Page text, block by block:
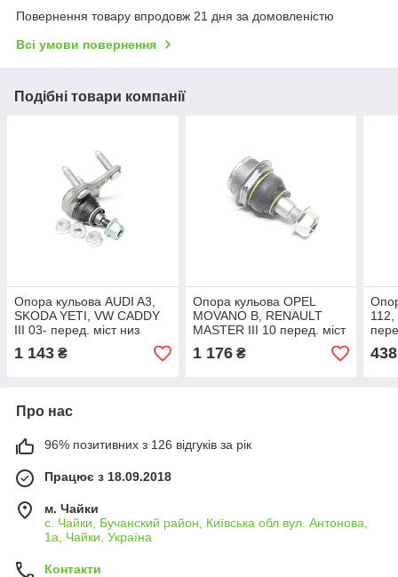
Повернення товару впродовж 21 дня за домовленістю
Всі умови повернення
Подібні товари компанії
Опора кульова AUDI A3,
SKODA YETI, VW CADDY
III 03- перед. міст низ
праворуч (Вир-во
LEMFORDER), арт.26773
1 143 ₴
Опора кульова OPEL
MOVANO B, RENAULT
MASTER III 10 перед. міст
праворуч (Вир-во
LEMFORDER), арт.36943
1 176₴
112,
438
Про нас
96% позитивних з 126 відгуків за рік
Працює з 18.09.2018
м. Чайки
с. Чайки, Бучанский район, Київська обл вул. Антонова,
1а, Чайки, Україна
Контакти